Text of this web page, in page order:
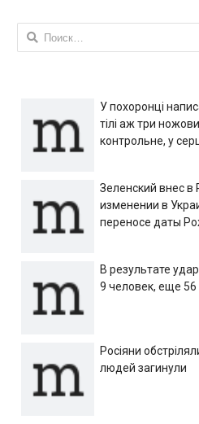
Найти:
У похоронці
тілі аж три
контрольне, у
Зеленский внес в
изменении в
переносе даты
В результате
9 человек, еще
Росіяни
людей загинули